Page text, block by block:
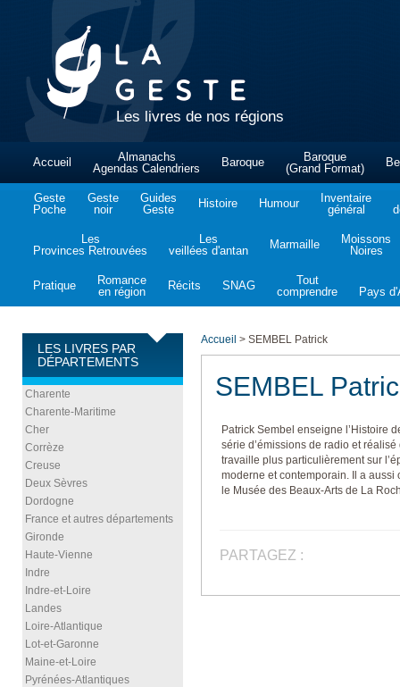
Les livres de nos régions
Accueil
Almanachs
Agendas Calendriers
Baroque
Baroque
(Grand Format)
Geste
Poche
Geste
noir
Guides
Geste
Histoire Humour
Inventaire
général
Les
Provinces Retrouvées
Les
veillées d'antan
Marmaille
Moissons
Noires
Pratique
Romance
en région
Récits SNAG
Tout
comprendre
Pays
LES LIVRES PAR
DÉPARTEMENTS
Charente
Charente-Maritime
Cher
Corrèze
Creuse
Deux Sèvres
Dordogne
France et autres départements
Gironde
Haute-Vienne
Indre
Indre-et-Loire
Landes
Loire-Atlantique
Lot-et-Garonne
Maine-et-Loire
Pyrénées-Atlantiques
Accueil > SEMBEL Patrick
SEMBEL
Patrick Sembel enseigne l’Histoire
série d’émissions de radio et
travaille plus particulièrement sur
moderne et contemporain. Il a
le Musée des Beaux-Arts de La
PARTAGEZ :